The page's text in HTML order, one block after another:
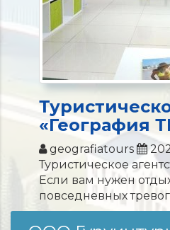
«География
geografiatours
Туристическое
Если вам нужен
повседневных